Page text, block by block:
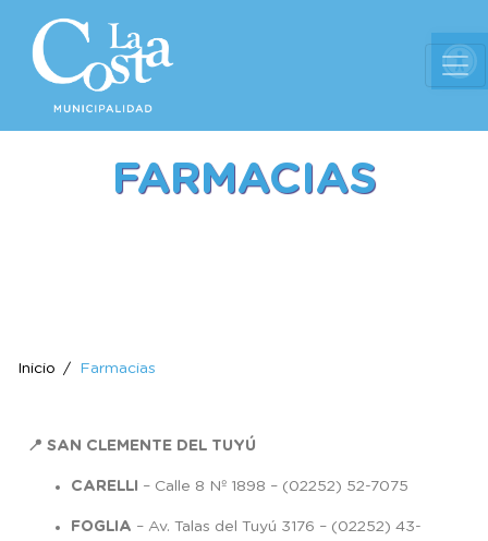
FARMACIAS
Inicio Farmacias
📍 SAN CLEMENTE DEL TUYÚ
CARELLI – Calle 8 Nº 1898 – (02252) 52-7075
FOGLIA – Av. Talas del Tuyú 3176 – (02252) 43-